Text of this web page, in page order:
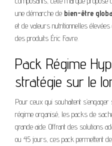
une démarche de bien-être
et de valeurs nutritionnelles
des produits Éric Favre.
Pack Régime
stratégie sur le
Pour ceux qui souhaitent
régime organisé, les packs de
grande aide. Offrant des solutions
ou 45 jours, ces pack permettent